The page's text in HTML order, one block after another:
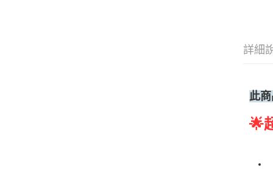
詳細
此
🌟